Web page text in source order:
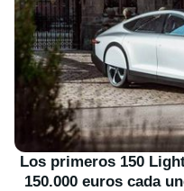
Los primeros 150
150.000 euros cada